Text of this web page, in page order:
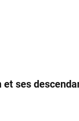
ses